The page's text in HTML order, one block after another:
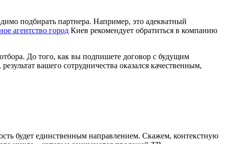
подбирать партнера. Например, это адекватный
агентство город Киев рекомендует обратиться в компанию
До того, как вы подпишете договор с будущим
вашего сотрудничества оказался качественным,
будет единственным направлением. Скажем, контекстную